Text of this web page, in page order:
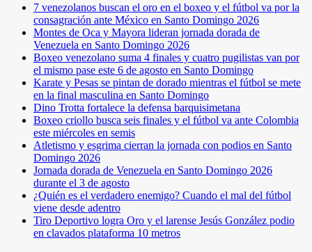
7 venezolanos buscan el oro en el boxeo y el fútbol va por la
consagración ante México en Santo Domingo 2026
Montes de Oca y Mayora lideran jornada dorada de
Venezuela en Santo Domingo 2026
Boxeo venezolano suma 4 finales y cuatro pugilistas van por
el mismo pase este 6 de agosto en Santo Domingo
Karate y Pesas se pintan de dorado mientras el fútbol se mete
en la final masculina en Santo Domingo
Dino Trotta fortalece la defensa barquisimetana
Boxeo criollo busca seis finales y el fútbol va ante Colombia
este miércoles en semis
Atletismo y esgrima cierran la jornada con podios en Santo
Domingo 2026
Jornada dorada de Venezuela en Santo Domingo 2026
durante el 3 de agosto
¿Quién es el verdadero enemigo? Cuando el mal del fútbol
viene desde adentro
Tiro Deportivo logra Oro y el larense Jesús González podio
en clavados plataforma 10 metros